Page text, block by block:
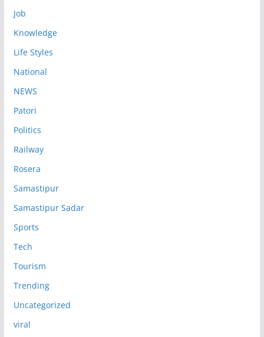
Job
Knowledge
Life Styles
National
NEWS
Patori
Politics
Railway
Rosera
Samastipur
Samastipur Sadar
Sports
Tech
Tourism
Trending
Uncategorized
viral